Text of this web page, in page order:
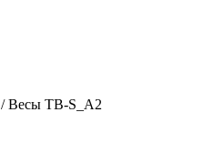
/ Весы TB-S_А2